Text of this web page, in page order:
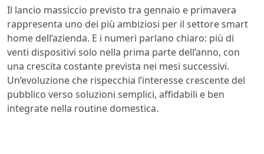
Il lancio massiccio previsto tra gennaio e primavera
rappresenta uno dei più ambiziosi per il settore smart
home dell’azienda. E i numeri parlano chiaro: più di
venti dispositivi solo nella prima parte dell’anno, con
una crescita costante prevista nei mesi successivi.
Un’evoluzione che rispecchia l’interesse crescente del
pubblico verso soluzioni semplici, affidabili e ben
integrate nella routine domestica.